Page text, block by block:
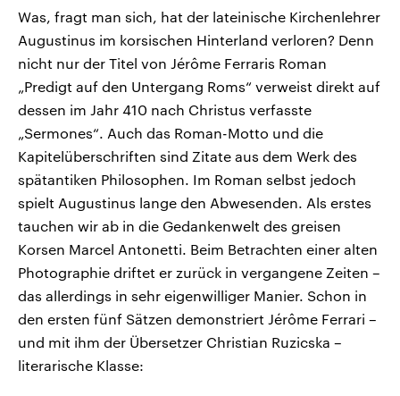
und Kandidaten der anstehenden
Wahl.
Audio-Archiv
Was, fragt man sich, hat der lateinische Kirchenlehrer
Augustinus im korsischen Hinterland verloren? Denn
nicht nur der Titel von Jérôme Ferraris Roman
„Predigt auf den Untergang Roms“ verweist direkt auf
dessen im Jahr 410 nach Christus verfasste
„Sermones“. Auch das Roman-Motto und die
Kapitelüberschriften sind Zitate aus dem Werk des
spätantiken Philosophen. Im Roman selbst jedoch
spielt Augustinus lange den Abwesenden. Als erstes
tauchen wir ab in die Gedankenwelt des greisen
Korsen Marcel Antonetti. Beim Betrachten einer alten
Photographie driftet er zurück in vergangene Zeiten –
das allerdings in sehr eigenwilliger Manier. Schon in
den ersten fünf Sätzen demonstriert Jérôme Ferrari –
und mit ihm der Übersetzer Christian Ruzicska –
literarische Klasse: